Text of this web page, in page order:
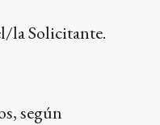
la Solicitante.
según